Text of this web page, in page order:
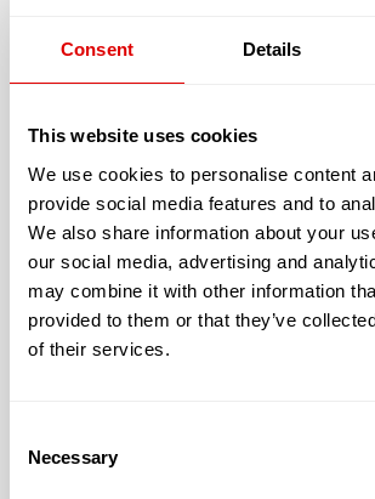
Consent Details
This website uses cookies
We use cookies to personalise content
provide social media features and to
We also share information about your
our social media, advertising and
may combine it with other information
provided to them or that they’ve
of their services.
Selection
Necessary
Salle de loisirs
Cette résidence vous offre un
L’accueil proposé peut être :